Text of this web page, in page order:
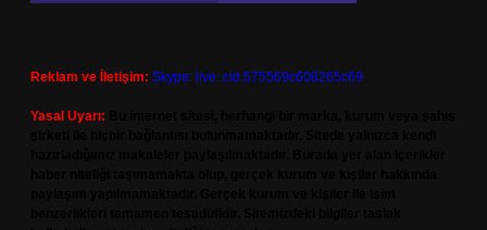
Reklam ve İletişim: Skype: live:.cid.575569c608265c69
Yasal Uyarı: